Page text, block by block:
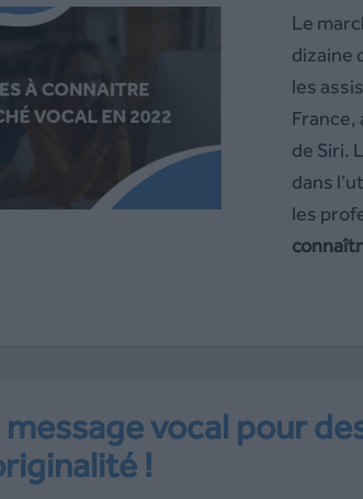
Le
dizaine
les
France,
de Siri.
dans
les
vocal pour
!